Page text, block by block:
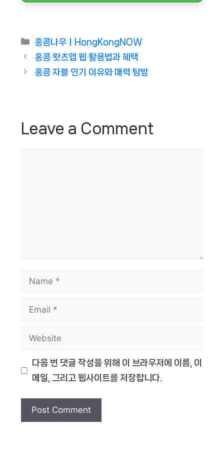
Categories
홍콩나우ㅣHongKongNOW
홍콩 왓츠앱 웹 활용법과 혜택
홍콩 자블 인기 이유와 매력 탐방
Leave a Comment
Name
Email
Website
다음 번 댓글 작성을 위해 이 브라우저에 이름, 이
메일, 그리고 웹사이트를 저장합니다.